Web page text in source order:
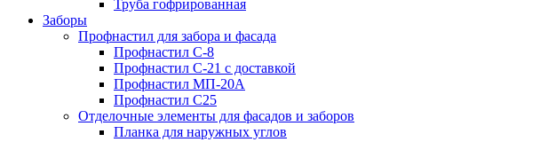
Труба гофрированная
Заборы
Профнастил для забора и фасада
Профнастил С-8
Профнастил С-21 с доставкой
Профнастил МП-20А
Профнастил С25
Отделочные элементы для фасадов и заборов
Планка для наружных углов